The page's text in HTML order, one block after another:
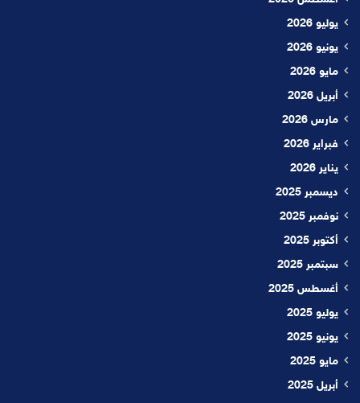
يوليو 2026
يونيو 2026
مايو 2026
أبريل 2026
مارس 2026
فبراير 2026
يناير 2026
ديسمبر 2025
نوفمبر 2025
أكتوبر 2025
سبتمبر 2025
أغسطس 2025
يوليو 2025
يونيو 2025
مايو 2025
أبريل 2025